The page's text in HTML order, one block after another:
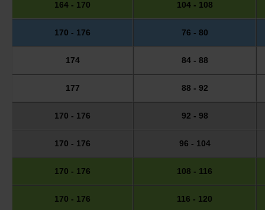
164 - 170 104 - 108
170 - 176 76 - 80
174 84 - 88
177 88 - 92
170 - 176 92 - 98
170 - 176 96 - 104
170 - 176 108 - 116
170 - 176 116 - 120